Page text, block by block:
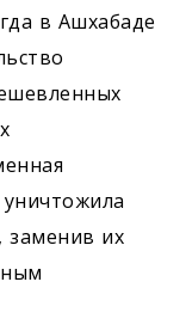
в Ашхабаде
заменив их